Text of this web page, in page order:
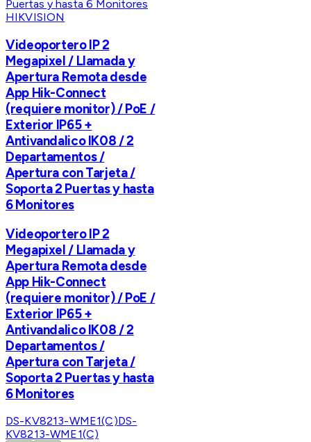
HIKVISION
Videoportero IP 2
Megapixel / Llamada y
Apertura Remota desde
App Hik-Connect
(requiere monitor) / PoE /
Exterior IP65 +
Antivandalico IK08 / 2
Departamentos /
Apertura con Tarjeta /
Soporta 2 Puertas y hasta
6 Monitores
Videoportero IP 2
Megapixel / Llamada y
Apertura Remota desde
App Hik-Connect
(requiere monitor) / PoE /
Exterior IP65 +
Antivandalico IK08 / 2
Departamentos /
Apertura con Tarjeta /
Soporta 2 Puertas y hasta
6 Monitores
DS-KV8213-WME1(C)DS-
KV8213-WME1(C)